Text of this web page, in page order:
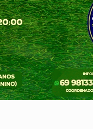
a estudantes na escola